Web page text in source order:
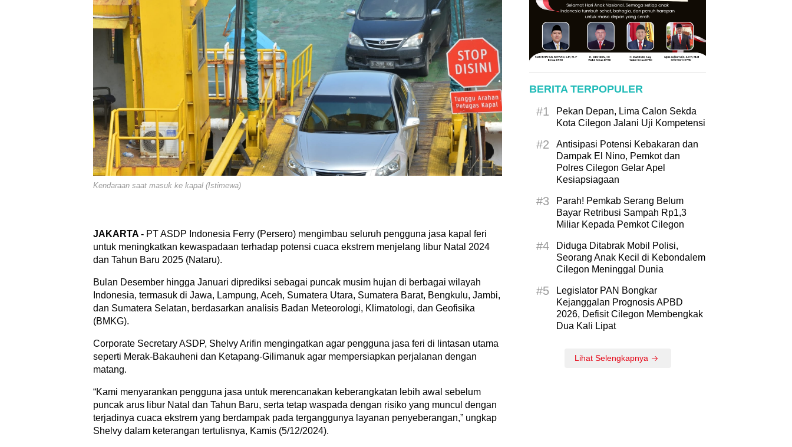
Kendaraan saat masuk ke kapal (Istimewa)
JAKARTA - PT ASDP Indonesia Ferry (Persero) mengimbau seluruh pengguna jasa kapal feri
untuk meningkatkan kewaspadaan terhadap potensi cuaca ekstrem menjelang libur Natal 2024
dan Tahun Baru 2025 (Nataru).
Bulan Desember hingga Januari diprediksi sebagai puncak musim hujan di berbagai wilayah
Indonesia, termasuk di Jawa, Lampung, Aceh, Sumatera Utara, Sumatera Barat, Bengkulu, Jambi,
dan Sumatera Selatan, berdasarkan analisis Badan Meteorologi, Klimatologi, dan Geofisika
(BMKG).
Corporate Secretary ASDP, Shelvy Arifin mengingatkan agar pengguna jasa feri di lintasan utama
seperti Merak-Bakauheni dan Ketapang-Gilimanuk agar mempersiapkan perjalanan dengan
matang.
“Kami menyarankan pengguna jasa untuk merencanakan keberangkatan lebih awal sebelum
puncak arus libur Natal dan Tahun Baru, serta tetap waspada dengan risiko yang muncul dengan
terjadinya cuaca ekstrem yang berdampak pada terganggunya layanan penyeberangan,” ungkap
Shelvy dalam keterangan tertulisnya, Kamis (5/12/2024).
BERITA TERPOPULER
#1
Pekan Depan, Lima Calon Sekda
Kota Cilegon Jalani Uji Kompetensi
#2
Antisipasi Potensi Kebakaran dan
Dampak El Nino, Pemkot dan
Polres Cilegon Gelar Apel
Kesiapsiagaan
#3
Parah! Pemkab Serang Belum
Bayar Retribusi Sampah Rp1,3
Miliar Kepada Pemkot Cilegon
#4
Diduga Ditabrak Mobil Polisi,
Seorang Anak Kecil di Kebondalem
Cilegon Meninggal Dunia
#5
Legislator PAN Bongkar
Kejanggalan Prognosis APBD
2026, Defisit Cilegon Membengkak
Dua Kali Lipat
Lihat Selengkapnya